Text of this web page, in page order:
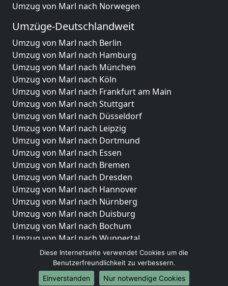
Umzug von Marl nach Norwegen
Umzüge-Deutschlandweit
Umzug von Marl nach Berlin
Umzug von Marl nach Hamburg
Umzug von Marl nach München
Umzug von Marl nach Köln
Umzug von Marl nach Frankfurt am Main
Umzug von Marl nach Stuttgart
Umzug von Marl nach Düsseldorf
Umzug von Marl nach Leipzig
Umzug von Marl nach Dortmund
Umzug von Marl nach Essen
Umzug von Marl nach Bremen
Umzug von Marl nach Dresden
Umzug von Marl nach Hannover
Umzug von Marl nach Nürnberg
Umzug von Marl nach Duisburg
Umzug von Marl nach Bochum
Umzug von Marl nach Wuppertal
Umzug von Marl nach Bielefeld
Umzug von Marl nach Bonn
Umzug von Marl nach Münster
Diese Internetseite verwendet Cookies um die
Benutzerfreundlichkeit zu verbessern.
Einverstanden
Nur notwendige Cookies